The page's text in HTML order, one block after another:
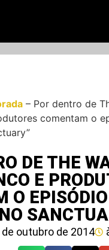
– Por dentro de
comentam o
DE THE
E
O EPISÓDIO
de outubro de 2014